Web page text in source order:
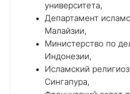
университета,
Департамент
Малайзии,
Министерство по
Индонезии,
Исламский
Сингапура,